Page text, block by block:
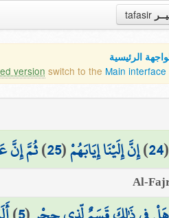
tafasir
الرئيسية
version switch to the Main interface
24
)إِنَّ إِلَيْنَا إِيَابَهُمْ(
25
)ثُمَّ إِنَّ